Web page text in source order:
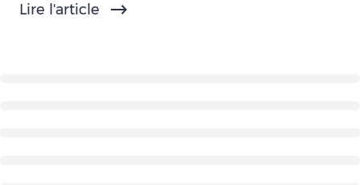
Lire l'article